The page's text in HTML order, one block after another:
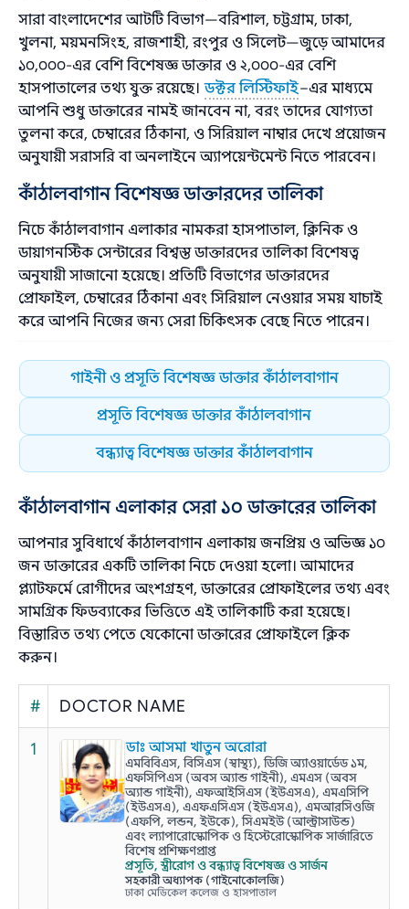
সারা বাংলাদেশের আটটি বিভাগ—বরিশাল, চট্টগ্রাম, ঢাকা,
খুলনা, ময়মনসিংহ, রাজশাহী, রংপুর ও সিলেট—জুড়ে আমাদের
১০,০০০-এর বেশি বিশেষজ্ঞ ডাক্তার ও ২,০০০-এর বেশি
হাসপাতালের তথ্য যুক্ত রয়েছে।ডক্টর লিস্টিফাই–এর মাধ্যমে
আপনি শুধু ডাক্তারের নামই জানবেন না, বরং তাদের যোগ্যতা
তুলনা করে, চেম্বারের ঠিকানা, ও সিরিয়াল নাম্বার দেখে প্রয়োজন
অনুযায়ী সরাসরি বা অনলাইনে অ্যাপয়েন্টমেন্ট নিতে পারবেন।
কাঁঠালবাগান বিশেষজ্ঞ ডাক্তারদের তালিকা
নিচে কাঁঠালবাগান এলাকার নামকরা হাসপাতাল, ক্লিনিক ও
ডায়াগনস্টিক সেন্টারের বিশ্বস্ত ডাক্তারদের তালিকা বিশেষত্ব
অনুযায়ী সাজানো হয়েছে। প্রতিটি বিভাগের ডাক্তারদের
প্রোফাইল, চেম্বারের ঠিকানা এবং সিরিয়াল নেওয়ার সময় যাচাই
করে আপনি নিজের জন্য সেরা চিকিৎসক বেছে নিতে পারেন।
গাইনী ও প্রসূতি বিশেষজ্ঞ ডাক্তার কাঁঠালবাগান
প্রসূতি বিশেষজ্ঞ ডাক্তার কাঁঠালবাগান
বন্ধ্যাত্ব বিশেষজ্ঞ ডাক্তার কাঁঠালবাগান
কাঁঠালবাগান এলাকার সেরা ১০ ডাক্তারের তালিকা
আপনার সুবিধার্থে কাঁঠালবাগান এলাকায় জনপ্রিয় ও অভিজ্ঞ ১০
জন ডাক্তারের একটি তালিকা নিচে দেওয়া হলো। আমাদের
প্ল্যাটফর্মে রোগীদের অংশগ্রহণ, ডাক্তারের প্রোফাইলের তথ্য এবং
সামগ্রিক ফিডব্যাকের ভিত্তিতে এই তালিকাটি করা হয়েছে।
বিস্তারিত তথ্য পেতে যেকোনো ডাক্তারের প্রোফাইলে ক্লিক
করুন।
# DOCTOR NAME
1 ডাঃ আসমা খাতুন অরোরা
এমবিবিএস, বিসিএস (স্বাস্থ্য), ডিজি অ্যাওয়ার্ডেড ১ম,
এফসিপিএস (অবস অ্যান্ড গাইনী), এমএস (অবস
অ্যান্ড গাইনী), এফআইসিএস (ইউএসএ), এমএসিপি
(ইউএসএ), এএফএসিএস (ইউএসএ), এমআরসিওজি
(এফপি, লন্ডন, ইউকে), সিএমইউ (আল্ট্রাসাউন্ড)
এবং ল্যাপারোস্কোপিক ও হিস্টেরোস্কোপিক সার্জারিতে
বিশেষ প্রশিক্ষণপ্রাপ্ত
প্রসূতি, স্ত্রীরোগ ও বন্ধ্যাত্ব বিশেষজ্ঞ ও সার্জন
সহকারী অধ্যাপক (গাইনোকোলজি)
ঢাকা মেডিকেল কলেজ ও হাসপাতাল